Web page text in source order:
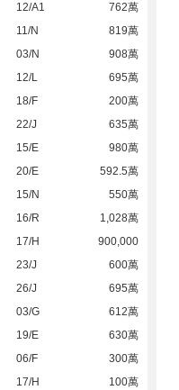
12/A1
762萬
11/N
819萬
03/N
908萬
12/L
695萬
18/F
200萬
22/J
635萬
15/E
980萬
20/E
592.5萬
15/N
550萬
16/R
1,028萬
17/H
900,000
23/J
600萬
26/J
695萬
03/G
612萬
19/E
630萬
06/F
300萬
17/H
100萬